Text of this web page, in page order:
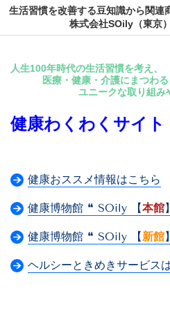
生活習慣を改善する豆知識から関
株式会社SOily（東京）
人生100年時代の生活習慣を考え、
医療・健康・介護にまつわる
ユニークな取り組みやア
健康わくわくサイト
健康おススメ情報はこちら
健康博物館 ❝ SOily 【本館
健康博物館 ❝ SOily 【新館
ヘルシーときめきサービス